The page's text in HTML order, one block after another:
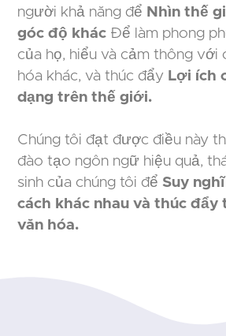
người khả năng để Nhìn thế
góc độ khác Để làm phong
của họ, hiểu và cảm thông với
hóa khác, và thúc đẩy Lợi ích
dạng trên thế giới.
Chúng tôi đạt được điều này
đào tạo ngôn ngữ hiệu quả,
sinh của chúng tôi đểSuy
cách khác nhau và thúc
văn hóa.